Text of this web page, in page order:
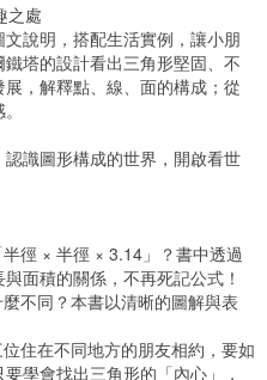
之處
說明，搭配生活實例，讓小朋
塔的設計看出三角形堅固、不
，解釋點、線、面的構成；從
識圖形構成的世界，開啟看世
徑 × 半徑 × 3.14」？書中透過
面積的關係，不再死記公式！
不同？本書以清晰的圖解與表
住在不同地方的朋友相約，要如
學會找出三角形的「內心」，